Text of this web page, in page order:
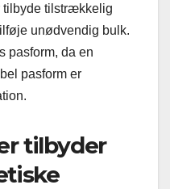
tilstrækkelig
unødvendig bulk.
pasform, da en
pasform er
tilbyder